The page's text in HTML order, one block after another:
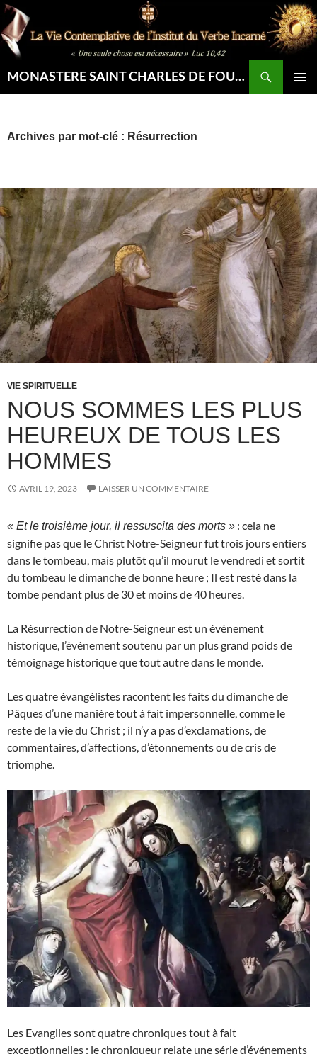
Aller
au
contenu
MONASTERE SAINT CHARLES DE FOUCAULD
Archives par mot-clé : Résurrection
VIE SPIRITUELLE
NOUS SOMMES LES PLUS
HEUREUX DE TOUS LES
HOMMES
AVRIL 19, 2023 LAISSER UN COMMENTAIRE
« Et le troisième jour, il ressuscita des morts » : cela ne
signifie pas que le Christ Notre-Seigneur fut trois jours entiers
dans le tombeau, mais plutôt qu’il mourut le vendredi et sortit
du tombeau le dimanche de bonne heure ; Il est resté dans la
tombe pendant plus de 30 et moins de 40 heures.
La Résurrection de Notre-Seigneur est un événement
historique, l’événement soutenu par un plus grand poids de
témoignage historique que tout autre dans le monde.
Les quatre évangélistes racontent les faits du dimanche de
Pâques d’une manière tout à fait impersonnelle, comme le
reste de la vie du Christ ; il n’y a pas d’exclamations, de
commentaires, d’affections, d’étonnements ou de cris de
triomphe.
Les Evangiles sont quatre chroniques tout à fait
exceptionnelles : le chroniqueur relate une série d’événements